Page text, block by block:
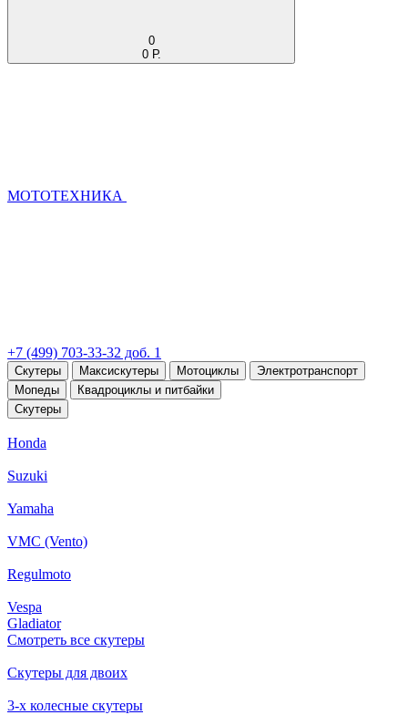
0
0 Р.
МОТОТЕХНИКА
+7 (499) 703-33-32 доб. 1
Скутеры Максискутеры Мотоциклы
Электротранспорт
Мопеды
Квадроциклы и питбайки
Скутеры
Honda
Suzuki
Yamaha
VMC (Vento)
Regulmoto
Vespa
Gladiator
Смотреть все скутеры
Скутеры для двоих
3-х колесные скутеры